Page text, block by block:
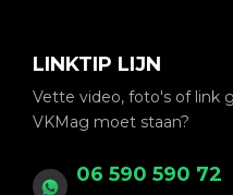
LINKTIP LIJN
Vette video, foto's of link
VKMag moet staan?
06 590 590 72